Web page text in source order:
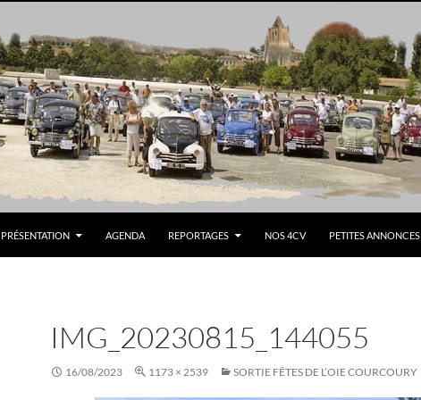
PRÉSENTATION AGENDA REPORTAGES NOS 4CV PETITES ANNONCES
IMG_20230815_144055
16/08/2023 1173 × 2539 SORTIE FÊTES DE L’OIE COURCOURY